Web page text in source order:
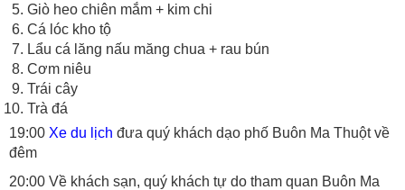
Giò heo chiên mắm + kim chi
Cá lóc kho tộ
Lẩu cá lăng nấu măng chua + rau bún
Cơm niêu
Trái cây
Trà đá
19:00 Xe du lịch đưa quý khách dạo phố Buôn Ma Thuột về
đêm
20:00 Về khách sạn, quý khách tự do tham quan Buôn Ma